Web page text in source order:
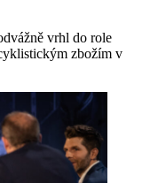
vrhl do role
zbožím v